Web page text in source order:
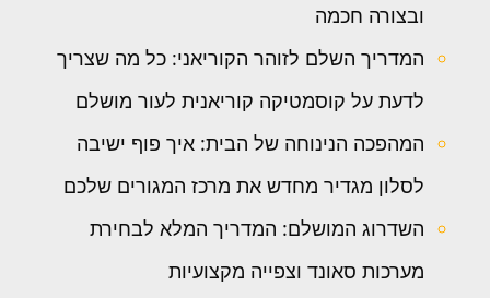
ובצורה חכמה
המדריך השלם לזוהר הקוריאני: כל מה שצריך
לדעת על קוסמטיקה קוריאנית לעור מושלם
המהפכה הנינוחה של הבית: איך פוף ישיבה
לסלון מגדיר מחדש את מרכז המגורים שלכם
השדרוג המושלם: המדריך המלא לבחירת
מערכות סאונד וצפייה מקצועיות